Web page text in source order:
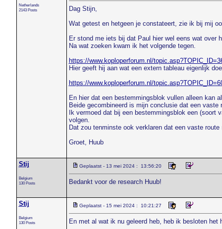
Netherlands
2143 Posts
Dag Stijn,
Wat getest en hetgeen je constateert, zie ik bij mij
Er stond me iets bij dat Paul hier wel eens wat over
Na wat zoeken kwam ik het volgende tegen.
https://www.koploperforum.nl/
Hier geeft hij aan wat een extern tableau eigenlijk
https://www.koploperforum.nl/
En hier dat een bestemmingsblok vullen alleen kan
Beide gecombineerd is mijn conclusie dat een
Ik vermoed dat bij een bestemmingsblok een
volgen.
Dat zou tenminste ook verklaren dat een vaste
Groet, Huub
Stij
Belgium
130 Posts
Geplaatst - 13 mei 2024 : 13:56:20
Bedankt voor de research Huub!
Stij
Belgium
130 Posts
Geplaatst - 15 mei 2024 : 10:21:27
En met al wat ik nu geleerd heb, heb ik besloten het